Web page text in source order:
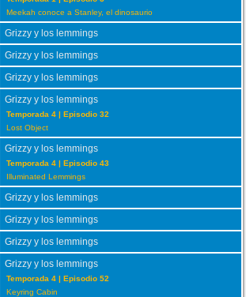
Meekah conoce a Stanley, el dinosaurio
Grizzy y los lemmings
Grizzy y los lemmings
Grizzy y los lemmings
Grizzy y los lemmings
Temporada 4 | Episodio 32
Lost Object
Grizzy y los lemmings
Temporada 4 | Episodio 43
Illuminated Lemmings
Grizzy y los lemmings
Grizzy y los lemmings
Grizzy y los lemmings
Grizzy y los lemmings
Temporada 4 | Episodio 52
Keyring Cabin